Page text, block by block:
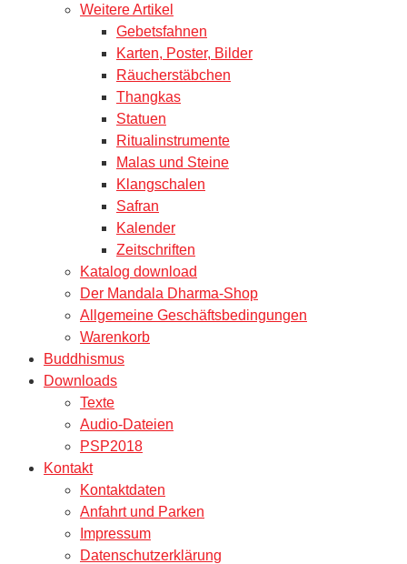
Weitere Artikel
Gebetsfahnen
Karten, Poster, Bilder
Räucherstäbchen
Thangkas
Statuen
Ritualinstrumente
Malas und Steine
Klangschalen
Safran
Kalender
Zeitschriften
Katalog download
Der Mandala Dharma-Shop
Allgemeine Geschäftsbedingungen
Warenkorb
Buddhismus
Downloads
Texte
Audio-Dateien
PSP2018
Kontakt
Kontaktdaten
Anfahrt und Parken
Impressum
Datenschutzerklärung